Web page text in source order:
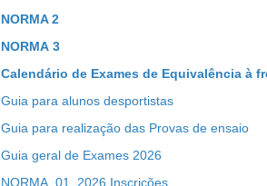
NORMA 2
NORMA 3
Calendário de Exames de Equivalência à
Guia para alunos desportistas
Guia para realização das Provas de ensaio
Guia geral de Exames 2026
NORMA_01_2026 Inscrições